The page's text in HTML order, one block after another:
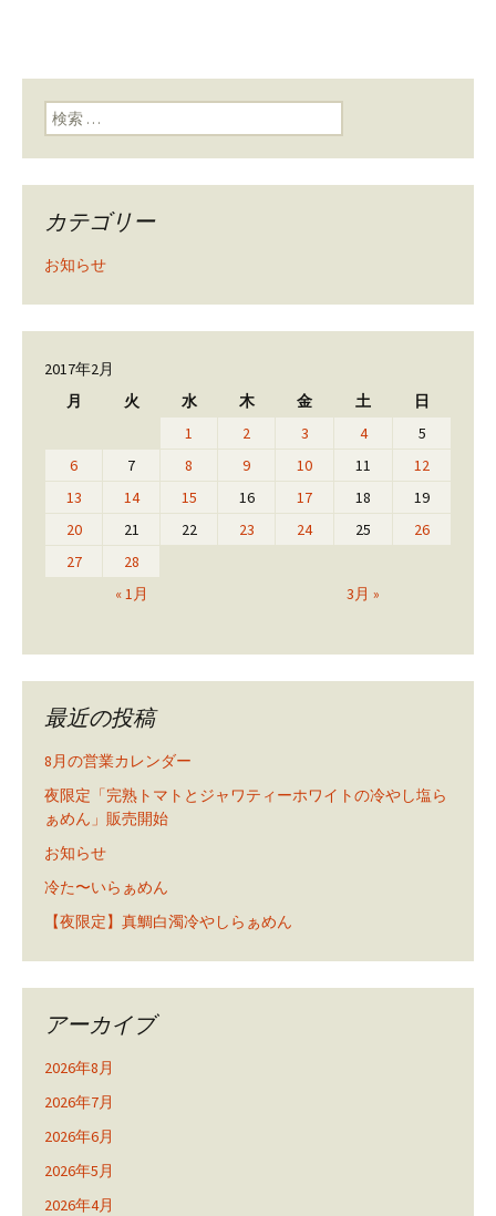
検索:
カテゴリー
お知らせ
2017年2月
月
火 水 木 金 土 日
« 1月 3月 »
1 2 3 4
5
6
7 8 9 10 11
12
13
14 15 16 17 18
19
20
21 22 23 24 25
26
27
28
最近の投稿
8月の営業カレンダー
夜限定「完熟トマトとジャワティーホワイトの冷やし塩ら
ぁめん」販売開始
お知らせ
冷た〜いらぁめん
【夜限定】真鯛白濁冷やしらぁめん
アーカイブ
2026年8月
2026年7月
2026年6月
2026年5月
2026年4月